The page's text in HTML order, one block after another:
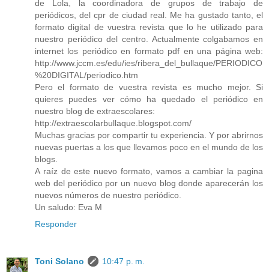
de Lola, la coordinadora de grupos de trabajo de
periódicos, del cpr de ciudad real. Me ha gustado tanto, el
formato digital de vuestra revista que lo he utilizado para
nuestro periódico del centro. Actualmente colgabamos en
internet los periódico en formato pdf en una página web:
http://www.jccm.es/edu/ies/ribera_del_bullaque/PERIODICO
%20DIGITAL/periodico.htm
Pero el formato de vuestra revista es mucho mejor. Si
quieres puedes ver cómo ha quedado el periódico en
nuestro blog de extraescolares:
http://extraescolarbullaque.blogspot.com/
Muchas gracias por compartir tu experiencia. Y por abrirnos
nuevas puertas a los que llevamos poco en el mundo de los
blogs.
A raíz de este nuevo formato, vamos a cambiar la pagina
web del periódico por un nuevo blog donde aparecerán los
nuevos números de nuestro periódico.
Un saludo: Eva M
Responder
Toni Solano
10:47 p. m.